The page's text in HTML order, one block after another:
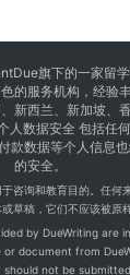
旗下的一家留
的服务机构，经验
新西兰、新加坡、
人数据安全 包括任
款数据等个人信息
的安全。
咨询和教育目的。任何
草稿，它们不应该被原样
by DueWriting are
document from
not be